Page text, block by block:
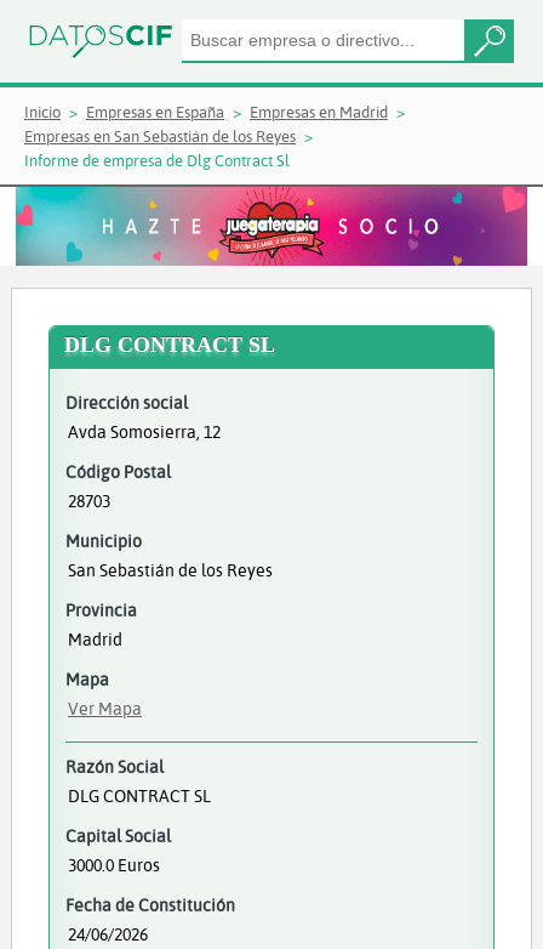
Inicio Empresas en España
Empresas en Madrid
Empresas en San Sebastián de los Reyes
Informe de empresa de Dlg Contract Sl
DLG CONTRACT SL
Dirección social
Avda Somosierra, 12
Código Postal
28703
Municipio
San Sebastián de los Reyes
Provincia
Madrid
Mapa
Ver Mapa
Razón Social
DLG CONTRACT SL
Capital Social
3000.0 Euros
Fecha de Constitución
24/06/2026